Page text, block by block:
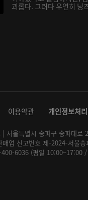
괴롭다. 그러다 우연히 닝
이용약관 개인정보처
서울특별시 송파구 송파대
업 신고번호 제-2024-서울송
6036 (평일 10:00~17:00